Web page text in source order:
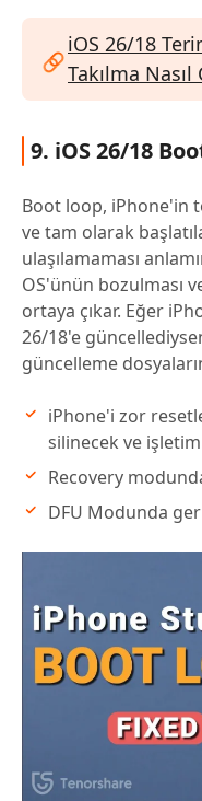
iOS 26/18
Takılma Nasıl
9. iOS 26/18
Boot loop, iPhone'in
ve tam olarak
ulaşılamaması
OS'ünün bozulması
ortaya çıkar. Eğer
26/18'e
güncelleme
iPhone'i zor
silinecek ve
Recovery
DFU Modunda